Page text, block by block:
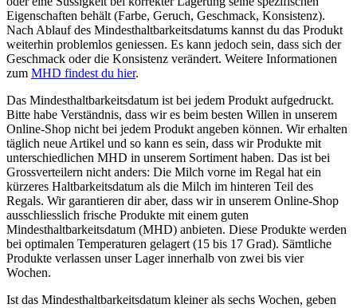
Eigenschaften behält (Farbe, Geruch, Geschmack, Konsistenz).
Nach Ablauf des Mindesthaltbarkeitsdatums kannst du das Produkt
weiterhin problemlos geniessen. Es kann jedoch sein, dass sich der
Geschmack oder die Konsistenz verändert. Weitere Informationen
zum MHD findest du hier.
Das Mindesthaltbarkeitsdatum ist bei jedem Produkt aufgedruckt.
Bitte habe Verständnis, dass wir es beim besten Willen in unserem
Online-Shop nicht bei jedem Produkt angeben können. Wir erhalten
täglich neue Artikel und so kann es sein, dass wir Produkte mit
unterschiedlichen MHD in unserem Sortiment haben. Das ist bei
Grossverteilern nicht anders: Die Milch vorne im Regal hat ein
kürzeres Haltbarkeitsdatum als die Milch im hinteren Teil des
Regals. Wir garantieren dir aber, dass wir in unserem Online-Shop
ausschliesslich frische Produkte mit einem guten
Mindesthaltbarkeitsdatum (MHD) anbieten. Diese Produkte werden
bei optimalen Temperaturen gelagert (15 bis 17 Grad). Sämtliche
Produkte verlassen unser Lager innerhalb von zwei bis vier
Wochen.
Ist das Mindesthaltbarkeitsdatum kleiner als sechs Wochen, geben